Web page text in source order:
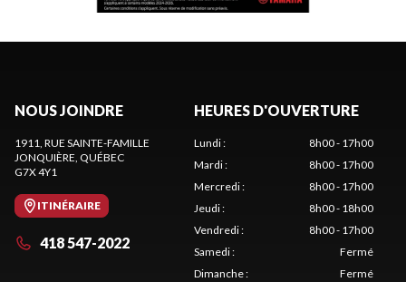
NOUS JOINDRE
1911, RUE SAINTE-FAMILLE
JONQUIÈRE, QUÉBEC
G7X 4Y1
ITINÉRAIRE
418 547-2022
HEURES D'OUVERTURE
Lundi:
8h00 - 17h00
Mardi:
8h00 - 17h00
Mercredi:
8h00 - 17h00
Jeudi:
8h00 - 18h00
Vendredi:
8h00 - 17h00
Samedi:
Fermé
Dimanche: Fermé